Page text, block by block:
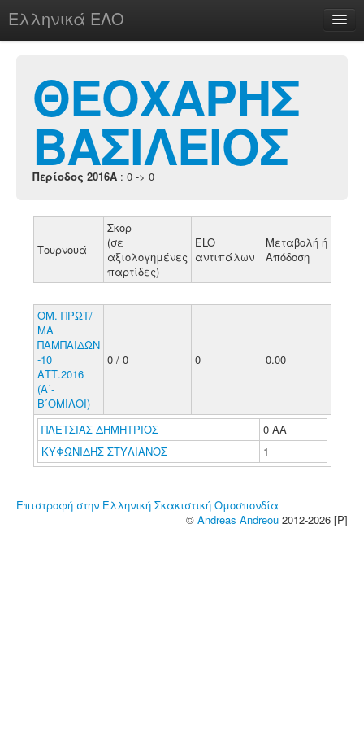
Ελληνικά ΕΛΟ
chesstu.be @ discord
Login
ΘΕΟΧΑΡΗΣ
ΒΑΣΙΛΕΙΟΣ
Περίοδος 2016A : 0 -> 0
Τουρνουά
Σκορ
(σε
αξιολογημένες
παρτίδες)
ELO
αντιπάλων
Μεταβολή ή
Απόδοση
ΟΜ. ΠΡΩΤ/
ΜΑ
ΠΑΜΠΑΙΔΩΝ
-10
ΑΤΤ.2016
(Α΄-
Β΄ΟΜΙΛΟΙ)
0 / 0 0 0.00
ΠΛΕΤΣΙΑΣ ΔΗΜΗΤΡΙΟΣ
0 ΑΑ
ΚΥΦΩΝΙΔΗΣ ΣΤΥΛΙΑΝΟΣ
1
Επιστροφή στην Ελληνική Σκακιστική Ομοσπονδία
© Andreas Andreou 2012-2026 [P]